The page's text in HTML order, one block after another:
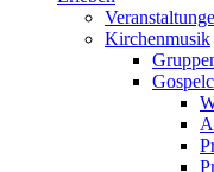
Kirchenmusik